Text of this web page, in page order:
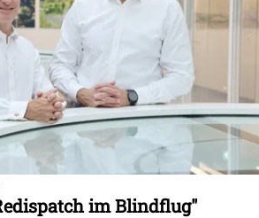
im Blindflug"